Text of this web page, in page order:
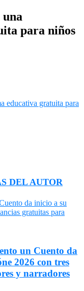
para niños
DEL AUTOR
un Cuento da
2026 con tres
y narradores